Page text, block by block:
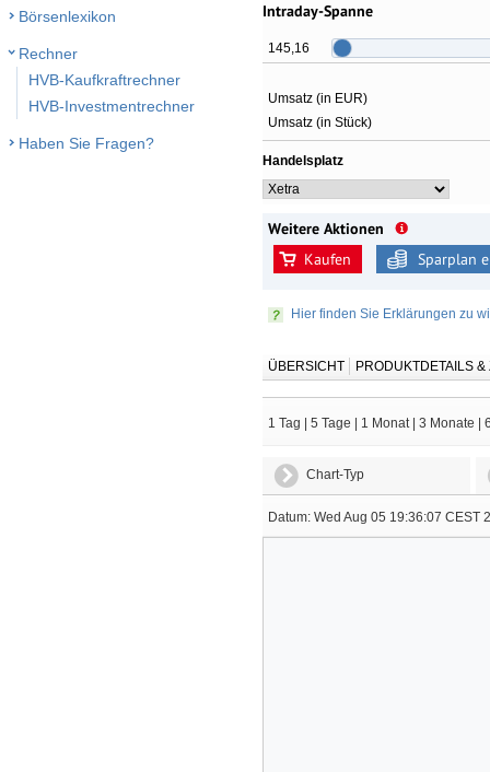
Börsenlexikon
Rechner
HVB-Kaufkraftrechner
HVB-Investmentrechner
Haben Sie Fragen?
Intraday-Spanne
145,16
Umsatz (in EUR)
Umsatz (in Stück)
Handelsplatz
Weitere Aktionen
Kaufen
Sparplan
Hier finden Sie Erklärungen zu
ÜBERSICHT PRODUKTDETAILS
1 Tag | 5 Tage | 1 Monat | 3 Monate |
Chart-Typ
Datum: Wed Aug 05 19:36:07 CEST